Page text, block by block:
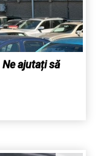
Ne ajutați să